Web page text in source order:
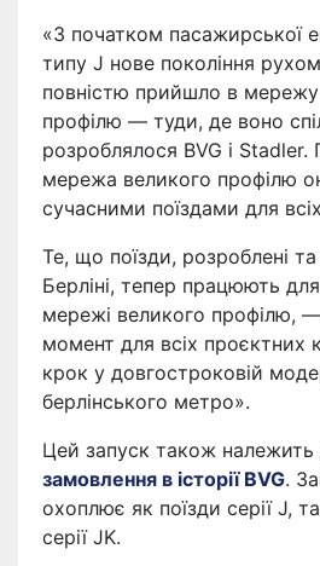
«З початком пасажирської
типу J нове покоління
повністю прийшло в мережу
профілю — туди, де воно
розроблялося BVG і Stadler.
мережа великого профілю
сучасними поїздами для
Те, що поїзди, розроблені та
Берліні, тепер працюють
мережі великого профілю,
момент для всіх проєктних
крок у довгостроковій
берлінського метро».
Цей запуск також належить
замовлення в історії BVG.
охоплює як поїзди серії J,
серії JK.